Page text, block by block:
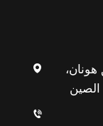
2655 طريق هونان،
الصين